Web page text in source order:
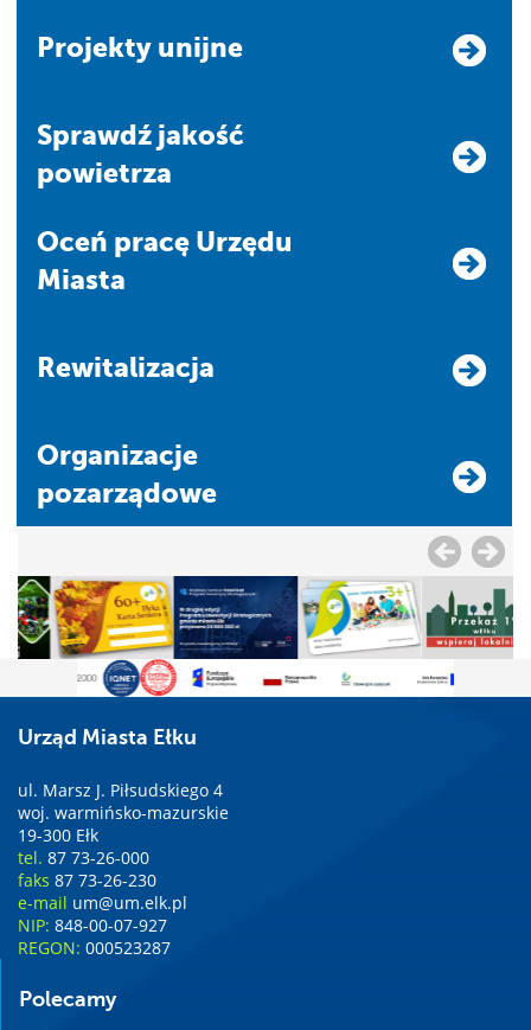
Projekty unijne
Sprawdź jakość
powietrza
Oceń pracę Urzędu
Miasta
Rewitalizacja
Organizacje
pozarządowe
Urząd Miasta Ełku
ul. Marsz J. Piłsudskiego 4
woj. warmińsko-mazurskie
19-300 Ełk
tel. 87 73-26-000
faks 87 73-26-230
e-mail um@um.elk.pl
NIP: 848-00-07-927
REGON: 000523287
Polecamy